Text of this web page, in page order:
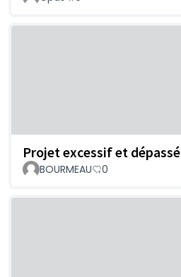
Projet excessif et dépassé
BOURMEAU 0